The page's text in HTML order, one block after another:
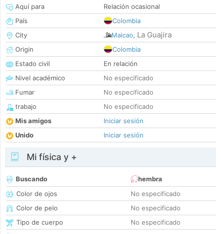
Aquí para
Relación ocasional
País
Colombia
City
Maicao, La Guajira
Origin
Colombia
Estado civil
En relación
Nivel académico
No especificado
Fumar
No especificado
trabajo
No especificado
Mis amigos
Iniciar sesión
Unido
Iniciar sesión
Mi física y +
Buscando
hembra
Color de ojos
No especificado
Color de pelo
No especificado
Tipo de cuerpo
No especificado